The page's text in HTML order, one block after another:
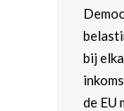
bij
de EU